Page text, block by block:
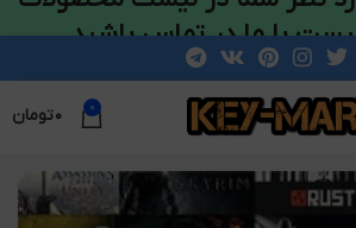
0 ۰تومان
با ما در تماس باشید